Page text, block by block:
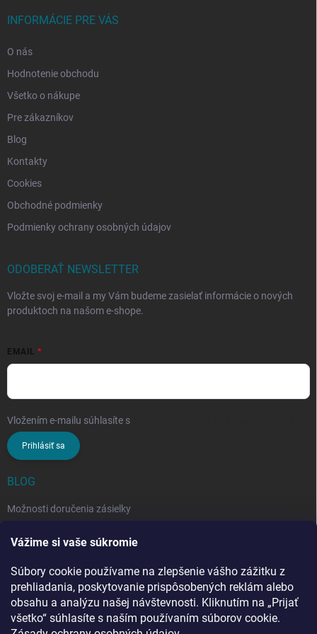
Vážime si vaše súkromie
Súbory cookie používame na zlepšenie vášho zážitku z
prehliadania, poskytovanie prispôsobených reklám alebo
obsahu a analýzu našej návštevnosti. Kliknutím na „Prijať
všetko“ súhlasíte s naším používaním súborov cookie.
INFORMÁCIE PRE VÁS
O nás
Hodnotenie obchodu
Všetko o nákupe
Pre zákazníkov
Blog
Kontakty
Cookies
Obchodné podmienky
Podmienky ochrany osobných údajov
ODOBERAŤ NEWSLETTER
Vložte svoj e-mail a my Vám budeme zasielať informácie o nových
produktoch na našom e-shope.
EMAIL
Vložením e-mailu súhlasíte s
Prihlásiť sa
BLOG
Možnosti doručenia zásielky
vybrať?
Stropný sušiak bielizne na balkón: prečo si ho zvoliť? Týchto 7
benefitov si budete chváliť